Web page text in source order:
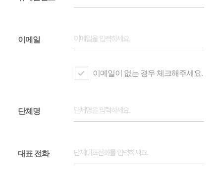
이메일
이메일이 없는 경우 체크해주세요.
단체명
대표 전화